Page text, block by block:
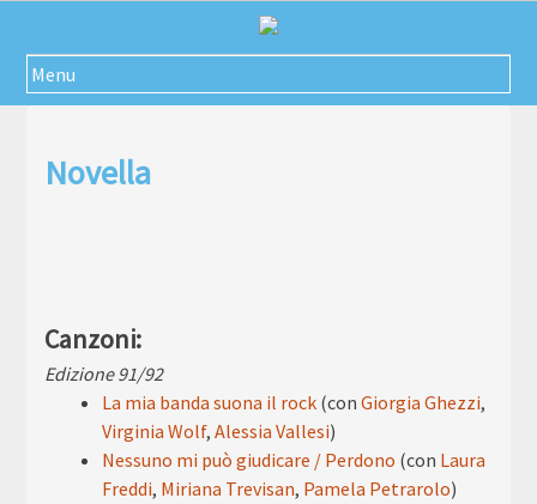
contenuto
Menu
Novella
Canzoni:
Edizione 91/92
La mia banda suona il rock (conGiorgia Ghezzi,
Virginia Wolf,Alessia Vallesi)
Nessuno mi può giudicare / Perdono (con Laura
Freddi, Miriana Trevisan, Pamela Petrarolo)